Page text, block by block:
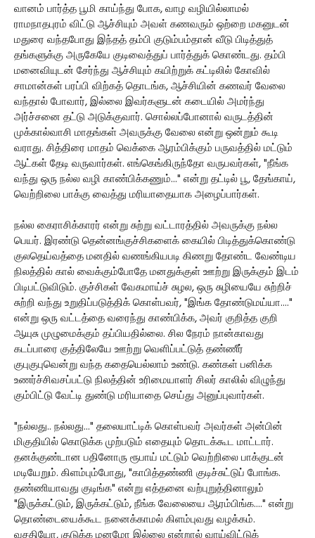
வானம் பார்த்த பூமி காய்ந்து போக, வாழ வழியில்லாமல்
ராமநாதபுரம் விட்டு ஆச்சியும் அவள் கணவரும் ஒற்றை மகனுடன்
மதுரை வந்தபோது இந்தத் தம்பி குடும்பம்தான் வீடு பிடித்துத்
தங்களுக்கு அருகேயே குடிவைத்துப் பார்த்துக் கொண்டது. தம்பி
மனைவியுடன் சேர்ந்து ஆச்சியும் கயிற்றுக் கட்டிலில் கோவில்
சாமான்கள் பரப்பி விற்கத் தொடங்க, ஆச்சியின் கணவர் வேலை
வந்தால் போவார், இல்லை இவர்களுடன் கடையில் அமர்ந்து
அர்ச்சனை தட்டு அடுக்குவார். சொல்லப்போனால் வருடத்தின்
முக்கால்வாசி மாதங்கள் அவருக்கு வேலை என்று ஒன்றும் கூடி
வராது. சித்திரை மாதம் வெக்கை ஆரம்பிக்கும் பருவத்தில் மட்டும்
ஆட்கள் தேடி வருவார்கள். எங்கெங்கிருந்தோ வருபவர்கள், "நீங்க
வந்து ஒரு நல்ல வழி காண்பிக்கணும்..." என்று தட்டில் பூ, தேங்காய்,
வெற்றிலை பாக்கு வைத்து மரியாதையாக அழைப்பார்கள்.
நல்ல கைராசிக்காரர் என்று சுற்று வட்டாரத்தில் அவருக்கு நல்ல
பெயர். இரண்டு தென்னங்குச்சிகளைக் கையில் பிடித்துக்கொண்டு
குலதெய்வத்தை மனதில் வணங்கியபடி கிணறு தோண்ட வேண்டிய
நிலத்தில் கால் வைக்கும்போதே மனதுக்குள் ஊற்று இருக்கும் இடம்
பிடிபட்டுவிடும். குச்சிகள் வேகமாய்ச் சுழல, ஒரு சுழியையே சுற்றிச்
சுற்றி வந்து உறுதிப்படுத்திக் கொள்பவர், "இங்க தோண்டுமய்யா...."
என்று ஒரு வட்டத்தை வரைந்து காண்பிக்க, அவர் குறித்த குறி
ஆயுசு முழுமைக்கும் தப்பியதில்லை. சில நேரம் நான்காவது
கடப்பாரை குத்திலேயே ஊற்று வெளிப்பட்டுத் தண்ணீர்
குபுகுபுவென்று வந்த கதையெல்லாம் உண்டு. கண்கள் பனிக்க
உணர்ச்சிவசப்பட்டு நிலத்தின் உரிமையாளர் சிலர் காலில் விழுந்து
கும்பிட்டு வேட்டி துண்டு மரியாதை செய்து அனுப்புவார்கள்.
"நல்லது.. நல்லது..." தலையாட்டிக் கொள்பவர் அவர்கள் அன்பின்
மிகுதியில் கொடுக்க முற்படும் எதையும் தொடக்கூட மாட்டார்.
தனக்குண்டான பதினோரு ரூபாய் மட்டும் வெற்றிலை பாக்குடன்
மடியேறும். கிளம்பும்போது, "காபித்தண்ணி குடிச்சுட்டுப் போங்க.
தண்ணியாவது குடிங்க" என்று எத்தனை வற்புறுத்தினாலும்
"இருக்கட்டும், இருக்கட்டும், நீங்க வேலையை ஆரம்பிங்க...." என்று
தொண்டையைக்கூட நனைக்காமல் கிளம்புவது வழக்கம்.